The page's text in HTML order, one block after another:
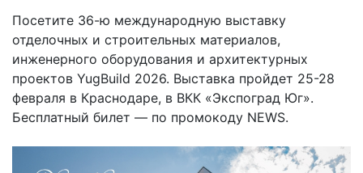
Посетите 36-ю международную выставку
отделочных и строительных материалов,
инженерного оборудования и архитектурных
проектов YugBuild 2026. Выставка пройдет 25-28
февраля в Краснодаре, в ВКК «Экспоград Юг».
Бесплатный билет — по промокоду NEWS.